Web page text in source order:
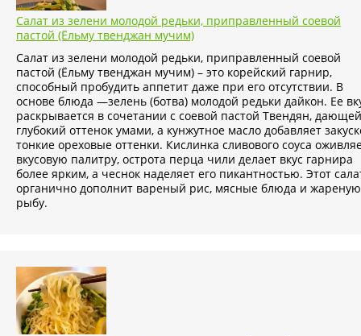
Салат из зелени молодой редьки, приправленный соевой
пастой (Ёльму твенджан мучим)
Салат из зелени молодой редьки, приправленный соевой
пастой (Ёльму твенджан мучим) – это корейский гарнир,
способный пробудить аппетит даже при его отсутствии. В
основе блюда —зелень (ботва) молодой редьки дайкон. Ее
раскрывается в сочетании с соевой пастой Твендян, дающей
глубокий оттенок умами, а кунжутное масло добавляет
тонкие ореховые оттенки. Кислинка сливового соуса
вкусовую палитру, острота перца чили делает вкус гарнира
более ярким, а чеснок наделяет его пикантностью. Этот
органично дополнит вареный рис, мясные блюда и жареную
рыбу.